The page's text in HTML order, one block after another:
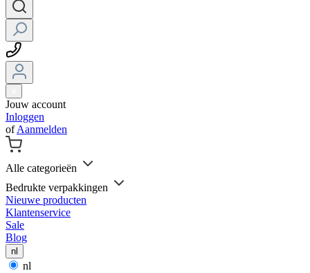
Jouw account
Inloggen
ofAanmelden
Alle categorieën
Bedrukte verpakkingen
Nieuwe producten
Klantenservice
Sale
Blog
nl
nl